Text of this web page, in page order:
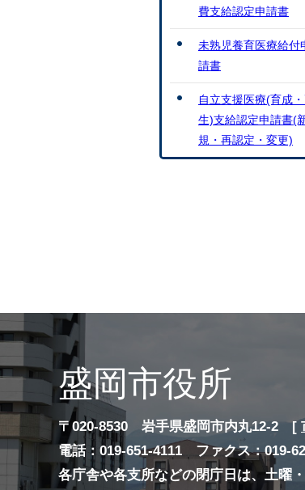
費支給認定申請書
未熟児養育医療給付
請書
自立支援医療(育成
生)支給認定申請書(
規・再認定・変更)
盛岡市役所
〒020-8530 岩手県盛岡市内丸12-2 [
電話：019-651-4111 ファクス：019-
各庁舎や各支所などの閉庁日は、土曜